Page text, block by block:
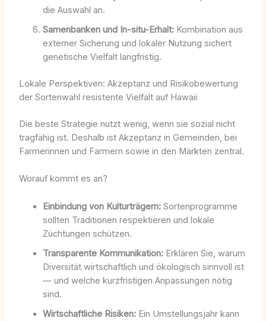
die Auswahl an.
Samenbanken und In-situ-Erhalt:Kombination aus
externer Sicherung und lokaler Nutzung sichert
genetische Vielfalt langfristig.
Lokale Perspektiven: Akzeptanz und Risikobewertung
der Sortenwahl resistente Vielfalt auf Hawaii
Die beste Strategie nutzt wenig, wenn sie sozial nicht
tragfähig ist. Deshalb ist Akzeptanz in Gemeinden, bei
Farmerinnen und Farmern sowie in den Märkten zentral.
Worauf kommt es an?
Einbindung von Kulturträgern:Sortenprogramme
sollten Traditionen respektieren und lokale
Züchtungen schützen.
Transparente Kommunikation:Erklären Sie, warum
Diversität wirtschaftlich und ökologisch sinnvoll ist
— und welche kurzfristigen Anpassungen nötig
sind.
Wirtschaftliche Risiken:Ein Umstellungsjahr kann